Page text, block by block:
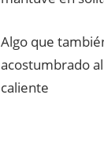
Algo que
acostumbrado
caliente